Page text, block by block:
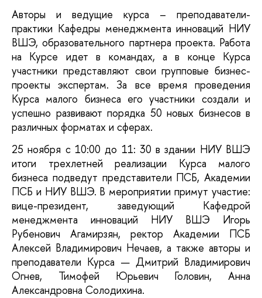
Авторы и ведущие курса – преподаватели-
практики Кафедры менеджмента инноваций НИУ
ВШЭ, образовательного партнера проекта. Работа
на Курсе идет в командах, а в конце Курса
участники представляют свои групповые бизнес-
проекты экспертам. За все время проведения
Курса малого бизнеса его участники создали и
успешно развивают порядка 50 новых бизнесов в
различных форматах и сферах.
25 ноября с 10:00 до 11: 30 в здании НИУ ВШЭ
итоги трехлетней реализации Курса малого
бизнеса подведут представители ПСБ, Академии
ПСБ и НИУ ВШЭ. В мероприятии примут участие:
вице-президент, заведующий Кафедрой
менеджмента инноваций НИУ ВШЭ Игорь
Рубенович Агамирзян, ректор Академии ПСБ
Алексей Владимирович Нечаев, а также авторы и
преподаватели Курса — Дмитрий Владимирович
Огнев, Тимофей Юрьевич Головин, Анна
Александровна Солодихина.